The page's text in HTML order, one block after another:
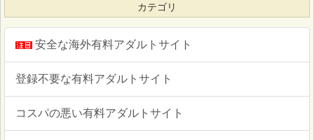
カテゴリ
安全な海外有料アダルトサイト
登録不要な有料アダルトサイト
コスパの悪い有料アダルトサイト